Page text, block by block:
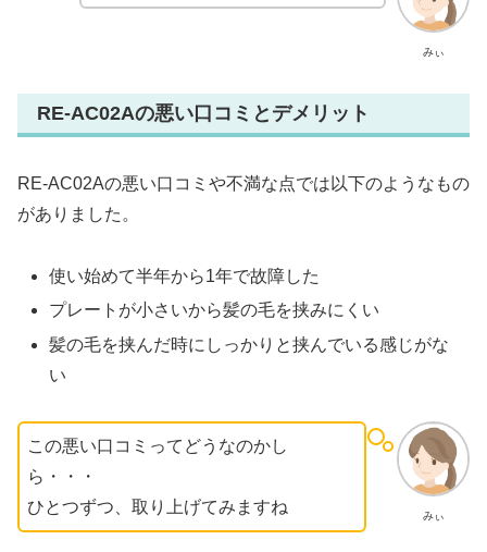
みぃ
RE-AC02Aの悪い口コミとデメリット
RE-AC02Aの悪い口コミや不満な点では以下のようなもの
がありました。
使い始めて半年から1年で故障した
プレートが小さいから髪の毛を挟みにくい
髪の毛を挟んだ時にしっかりと挟んでいる感じがな
い
みぃ
この悪い口コミってどうなのかし
ら・・・
ひとつずつ、取り上げてみますね